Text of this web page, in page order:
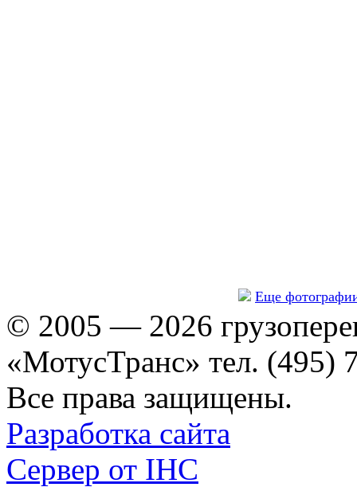
Еще
© 2005 — 2026
«МотусТранс» тел. (495)
Все права защищены.
Разработка сайта
Сервер от IHC